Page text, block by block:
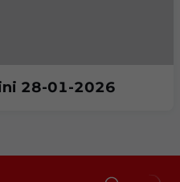
28-01-2026